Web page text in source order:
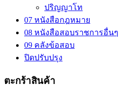
ปริญญาโท
07 หนังสือกฎหมาย
08 หนังสือสอบราชการอื่นๆ
09 คลังข้อสอบ
ปิดปรับปรุง
ตะกร้าสินค้า